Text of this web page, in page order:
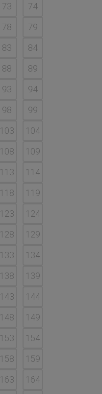
73
74
78
79
83
84
88
89
93
94
98
99
103
104
108
109
113
114
118
119
123
124
128
129
133
134
138
139
143
144
148
149
153
154
158
159
163
164